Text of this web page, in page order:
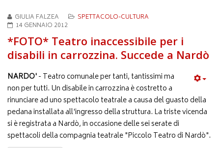
GIULIA FALZEA
SPETTACOLO-CULTURA
14 GENNAIO 2012
*FOTO* Teatro inaccessibile per i
disabili in carrozzina. Succede a Nardò
NARDO'- Teatro comunale per tanti, tantissimi ma
non per tutti. Un disabile in carrozzina è costretto a
rinunciare ad uno spettacolo teatrale a causa del guasto della
pedana installata all'ingresso della struttura. La triste vicenda
si è registrata a Nardò, in occasione delle sei serate di
spettacoli della compagnia teatrale "Piccolo Teatro di Nardò".